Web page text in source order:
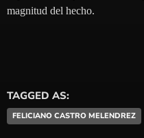
magnitud del hecho.
TAGGED AS:
FELICIANO CASTRO MELENDREZ